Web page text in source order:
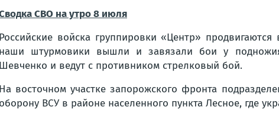
СВО на утро 8 июля
Российские войска группировки «Центр»
наши штурмовики вышли и завязали бои у
Шевченко и ведут с противником стрелковый бой.
На восточном участке запорожского фронта
оборону ВСУ в районе населенного пункта Лесное, где